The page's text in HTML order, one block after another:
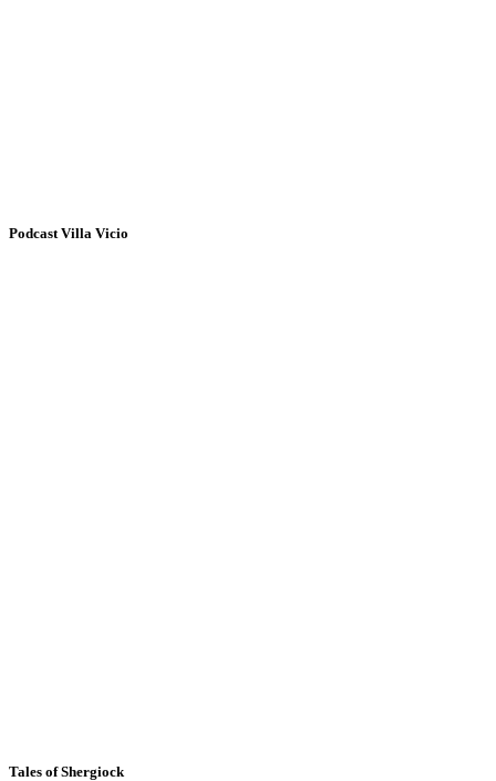
Podcast Villa Vicio
Tales of Shergiock